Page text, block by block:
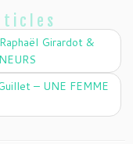
Girardot &
– UNE FEMME